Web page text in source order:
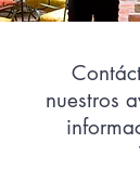
nuestros